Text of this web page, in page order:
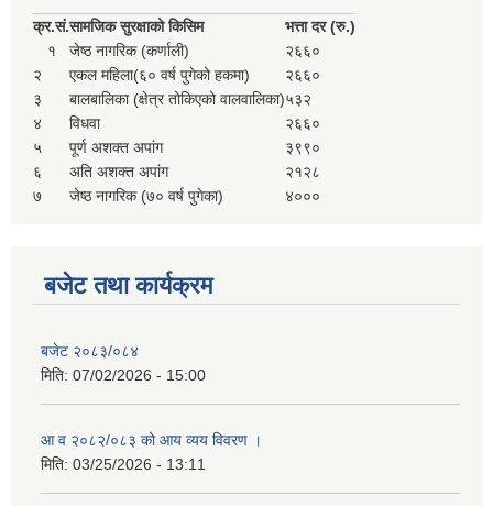
क्र.सं.सामजिक सुरक्षाको किसिम
भत्ता दर (रु.)
१
जेष्ठ नागरिक (कर्णाली)
२६६०
२
एकल महिला(६० वर्ष पुगेको हकमा)
२६६०
३
बालबालिका (क्षेत्र तोकिएको वालवालिका)५३२
४
विधवा
२६६०
५
पूर्ण अशक्त अपांग
३९९०
६
अति अशक्त अपांग
२१२८
७
जेष्ठ नागरिक (७० वर्ष पुगेका) ४०००
बजेट तथा कार्यक्रम
बजेट २०८३/०८४
मिति: 07/02/2026 - 15:00
आ व २०८२/०८३ को आय व्यय विवरण ।
मिति: 03/25/2026 - 13:11